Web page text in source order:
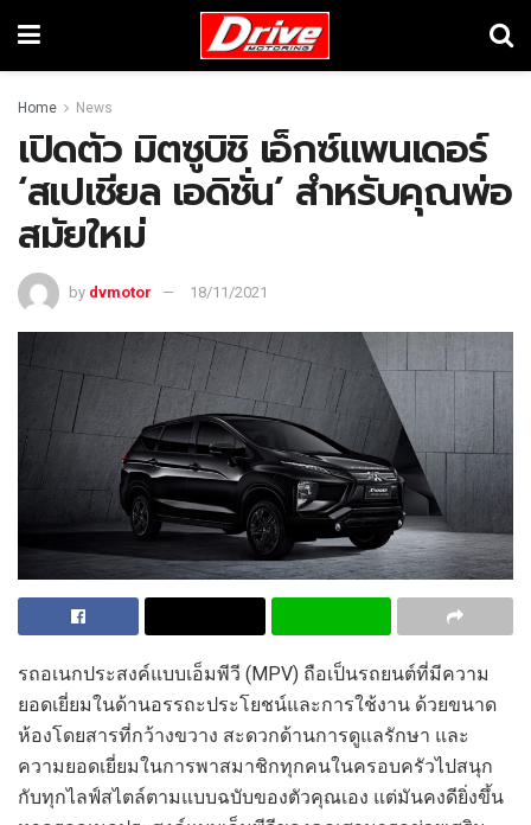
Home News
เปิดตัว มิตซูบิชิ เอ็กซ์แพนเดอร์
‘สเปเชียล เอดิชั่น’ สำหรับคุณพ่อ
สมัยใหม่
by dvmotor 18/11/2021
รถอเนกประสงค์แบบเอ็มพีวี (MPV) ถือเป็นรถยนต์ที่มีความ
ยอดเยี่ยมในด้านอรรถะประโยชน์และการใช้งาน ด้วยขนาด
ห้องโดยสารที่กว้างขวาง สะดวกด้านการดูแลรักษา และ
ความยอดเยี่ยมในการพาสมาชิกทุกคนในครอบครัวไปสนุก
กับทุกไลฟ์สไตล์ตามแบบฉบับของตัวคุณเอง แต่มันคงดียิ่งขึ้น